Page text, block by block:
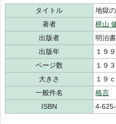
タイトル
地獄
著者
梶山
出版者
明治
出版年
１９
ページ数
１９
大きさ
１９
一般件名
格言
ISBN
4-